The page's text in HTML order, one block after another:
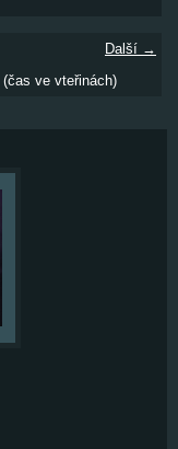
Další →
(čas ve vteřinách)